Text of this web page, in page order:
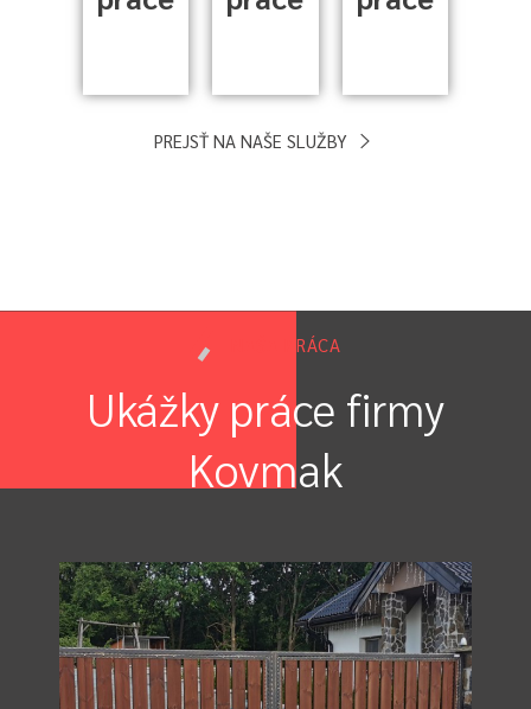
PREJSŤ NA NAŠE SLUŽBY
NAŠA PRÁCA
Ukážky práce firmy
Kovmak